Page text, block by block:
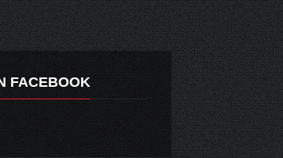
FACEBOOK